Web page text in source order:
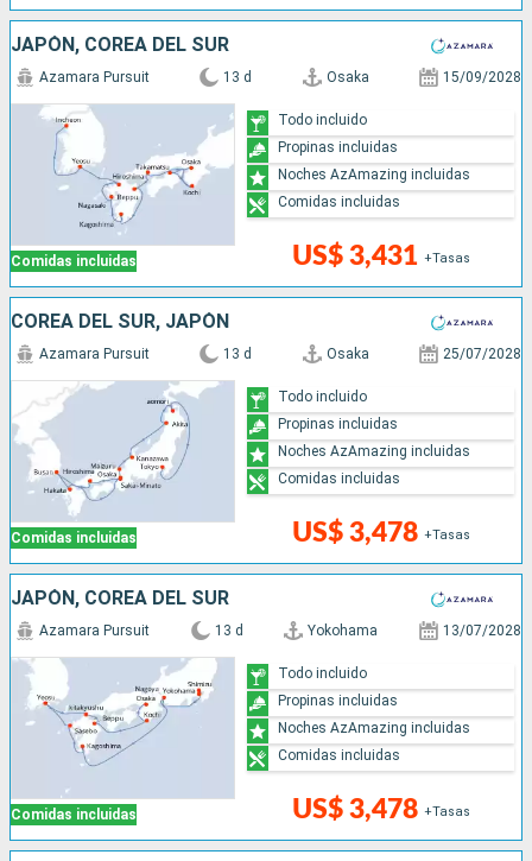
JAPÓN, COREA DEL SUR
Comidas incluidas
Azamara Pursuit 13 d Osaka 15/09/2028
US$ 3,431 +Tasas
Todo incluido
Propinas incluidas
Noches AzAmazing incluidas
Comidas incluidas
COREA DEL SUR, JAPÓN
Comidas incluidas
Azamara Pursuit 13 d Osaka 25/07/2028
US$ 3,478 +Tasas
Todo incluido
Propinas incluidas
Noches AzAmazing incluidas
Comidas incluidas
JAPÓN, COREA DEL SUR
Comidas incluidas
Azamara Pursuit 13 d Yokohama 13/07/2028
US$ 3,478 +Tasas
Todo incluido
Propinas incluidas
Noches AzAmazing incluidas
Comidas incluidas